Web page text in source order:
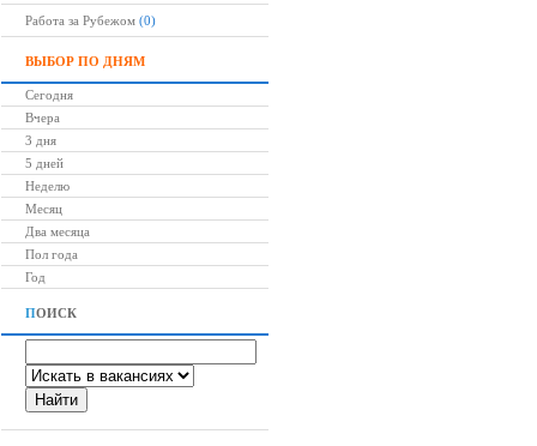
Работа за Рубежом (0)
ВЫБОР ПО ДНЯМ
Сегодня
Вчера
3 дня
5 дней
Неделю
Месяц
Два месяца
Пол года
Год
ПОИСК